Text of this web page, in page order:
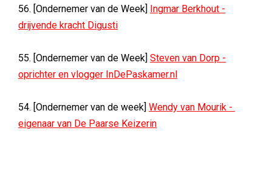
56. [Ondernemer van de Week] Ingmar Berkhout -
drijvende kracht Digusti
55. [Ondernemer van de Week] Steven van Dorp -
oprichter en vlogger InDePaskamer.nl
54. [Ondernemer van de week] Wendy van Mourik -
eigenaar van De Paarse Keizerin